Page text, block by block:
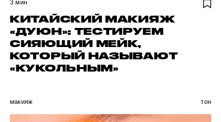
3 мин
КИТАЙСКИЙ МАКИЯЖ
«ДУЮН»: ТЕСТИРУЕМ
СИЯЮЩИЙ МЕЙК,
КОТОРЫЙ НАЗЫВАЮТ
«КУКОЛЬНЫМ»
макияж тон